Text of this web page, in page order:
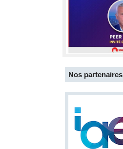
Nos partenaires